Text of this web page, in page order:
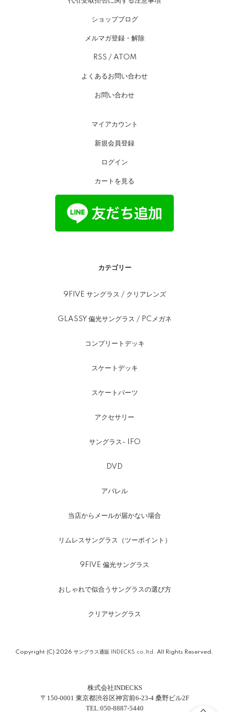
ショップブログ
メルマガ登録・解除
RSS / ATOM
よくあるお問い合わせ
お問い合わせ
マイアカウント
新規会員登録
ログイン
カートを見る
カテゴリー
9FIVE サングラス / クリアレンズ
GLASSY 偏光サングラス / PCメガネ
コンプリートデッキ
スケートデッキ
スケートパーツ
アクセサリー
サングラス- IFO
DVD
アパレル
当店からメールが届かない場合
リムレスサングラス（ツーポイント）
9FIVE 偏光サングラス
おしゃれで似合うサングラスの選び方
クリアサングラス
株式会社INDECKS
〒150-0001 東京都渋谷区神宮前6-23-4 桑野ビル2F
TEL:050-8887-5440
Copyright (C) 2026 サングラス通販 INDECKS co.ltd. All Rights Reserved.